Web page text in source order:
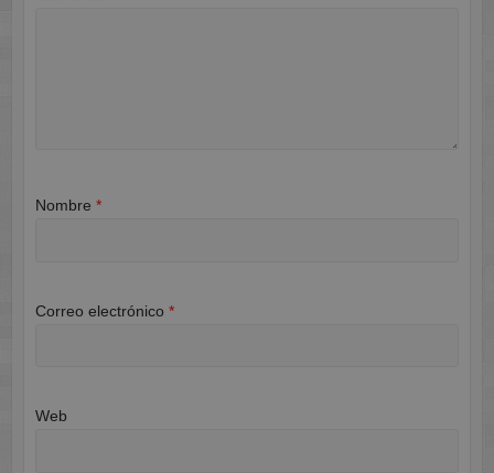
Nombre *
Correo electrónico *
Web